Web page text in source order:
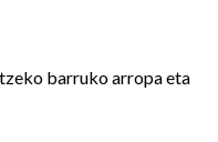
barruko arropa eta